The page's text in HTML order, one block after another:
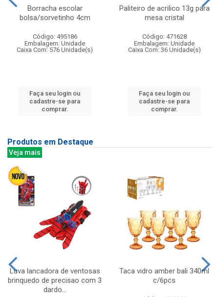
Borracha escolar
bolsa/sorvetinho 4cm
Código: 495186
Embalagem: Unidade
Caixa Com: 576 Unidade(s)
Faça seu login ou
cadastre-se para
comprar.
Paliteiro de acrilico 13g para
mesa cristal
Código: 471628
Embalagem: Unidade
Caixa Com: 36 Unidade(s)
Faça seu login ou
cadastre-se para
comprar.
Produtos em Destaque
Veja mais
Luva lancadora de ventosas
brinquedo de precisao com 3
dardo...
Taca vidro amber bali 340ml
c/6pcs